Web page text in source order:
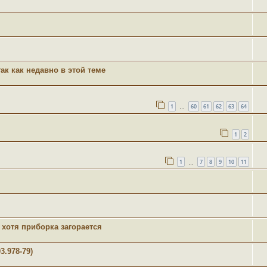
как недавно в этой теме
1 … 60 61 62 63 64
1 2
1 7 8 9 10 11
приборка загорается
79)